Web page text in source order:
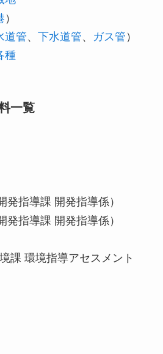
）
道管、 下水道管、 ガス管 ）
種
一覧
発指導課 開発指導係）
発指導課 開発指導係）
課 環境指導アセスメント